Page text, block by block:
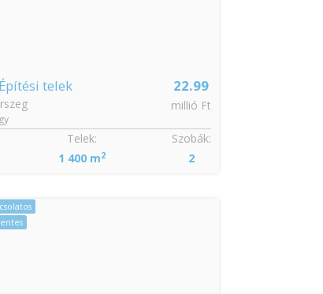
22.99
millió Ft
Építési telek
Szobák:
2
Telek:
1 400 m2